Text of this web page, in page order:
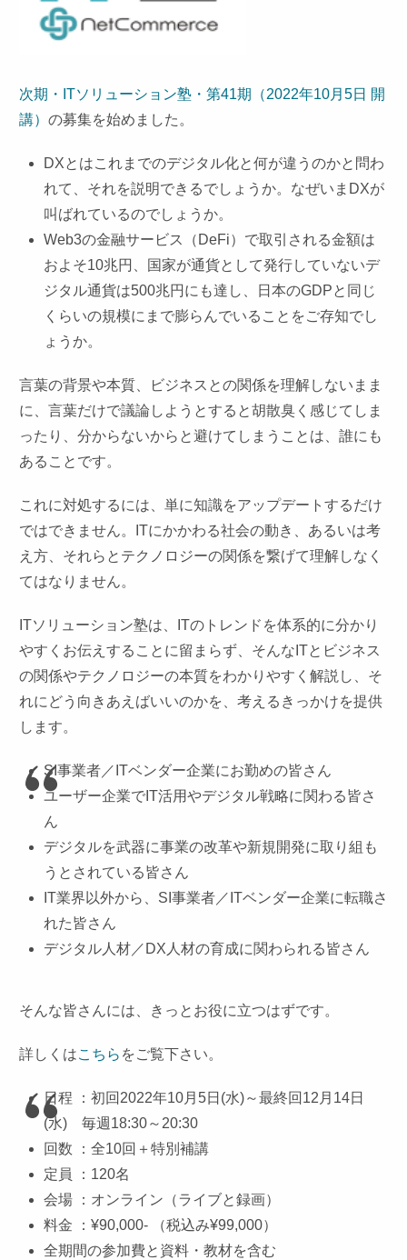
次期・ITソリューション塾・第41期（2022年10月5日 開
講）の募集を始めました。
DXとはこれまでのデジタル化と何が違うのかと問わ
れて、それを説明できるでしょうか。なぜいまDXが
叫ばれているのでしょうか。
Web3の金融サービス（DeFi）で取引される金額は
およそ10兆円、国家が通貨として発行していないデ
ジタル通貨は500兆円にも達し、日本のGDPと同じ
くらいの規模にまで膨らんでいることをご存知でし
ょうか。
言葉の背景や本質、ビジネスとの関係を理解しないまま
に、言葉だけで議論しようとすると胡散臭く感じてしま
ったり、分からないからと避けてしまうことは、誰にも
あることです。
これに対処するには、単に知識をアップデートするだけ
ではできません。ITにかかわる社会の動き、あるいは考
え方、それらとテクノロジーの関係を繋げて理解しなく
てはなりません。
ITソリューション塾は、ITのトレンドを体系的に分かり
やすくお伝えすることに留まらず、そんなITとビジネス
の関係やテクノロジーの本質をわかりやすく解説し、そ
れにどう向きあえばいいのかを、考えるきっかけを提供
します。
SI事業者／ITベンダー企業にお勤めの皆さん
ユーザー企業でIT活用やデジタル戦略に関わる皆さ
ん
デジタルを武器に事業の改革や新規開発に取り組も
うとされている皆さん
IT業界以外から、SI事業者／ITベンダー企業に転職さ
れた皆さん
デジタル人材／DX人材の育成に関わられる皆さん
そんな皆さんには、きっとお役に立つはずです。
詳しくはこちら をご覧下さい。
日程 ：初回2022年10月5日(水)～最終回12月14日
(水) 毎週18:30～20:30
回数 ：全10回＋特別補講
定員 ：120名
会場 ：オンライン（ライブと録画）
料金 ：¥90,000- （税込み¥99,000）
全期間の参加費と資料・教材を含む